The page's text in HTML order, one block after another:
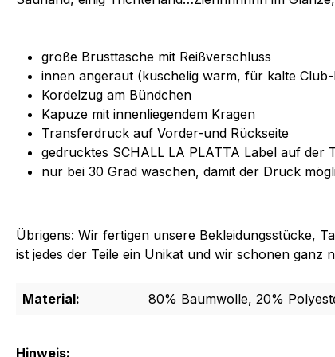
Hinweis:
große Brusttasche mit Reißverschluss
innen angeraut (kuschelig warm, für kalte
Kordelzug am Bündchen
Kapuze mit innenliegendem Kragen
Transferdruck auf Vorder-und Rückseite
gedrucktes SCHALL LA PLATTA Label auf der
nur bei 30 Grad waschen, damit der Druck
Übrigens: Wir fertigen unsere Bekleidungsstücke,
ist jedes der Teile ein Unikat und wir schonen ganz
Material: 80% Baumwolle, 20%